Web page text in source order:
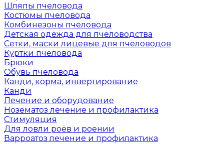
Шляпы пчеловода
Костюмы пчеловода
Комбинезоны пчеловода
Детская одежда для пчеловодства
Сетки, маски лицевые для пчеловодов
Куртки пчеловода
Брюки
Обувь пчеловода
Канди, корма, инвертирование
Канди
Лечение и оборудование
Нозематоз лечение и профилактика
Стимуляция
Для ловли роёв и роении
Варроатоз лечение и профилактика